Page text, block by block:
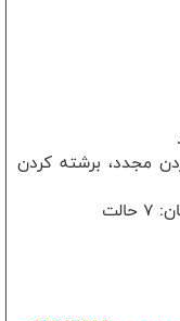
مجدد، برشته کردن